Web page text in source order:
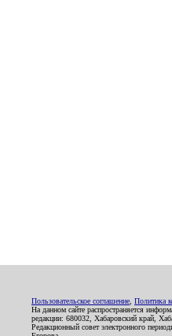
Пользовательское соглашение Политика
На данном сайте распространяется
редакции: 680032, Хабаровский край,
Редакционный совет электронного